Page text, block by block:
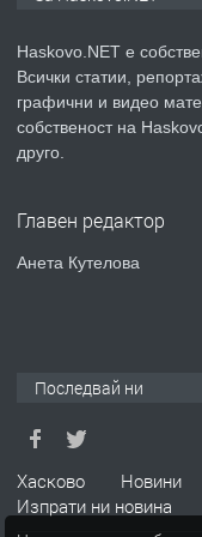
ПРЕДЛАГА
Haskovo.NET е
Всички статии,
графични и видео
собственост на
друго.
Главен редактор
Анета Кутелова
Последвай ни
Хасково Новини
Изпрати ни новина